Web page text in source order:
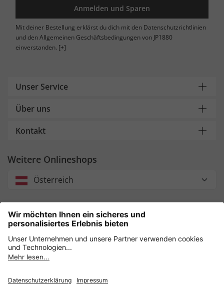
Anmelden und Sparen
Mit deiner Bestellung erklärst du dich mit den Datenschutzrichtlinien
und den Allgemeinen Geschäftsbedingungen von JP1880
einverstanden. [+]
Unser Service
Über uns
Kontakt
Weitere Onlineshops
Österreich
Unsere Zahlungsarten
Sicher einkaufen mit